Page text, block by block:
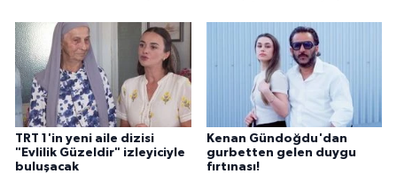
TRT 1'in yeni aile dizisi
"Evlilik Güzeldir" izleyiciyle
buluşacak
Kenan Gündoğdu'dan
gurbetten gelen duygu
fırtınası!